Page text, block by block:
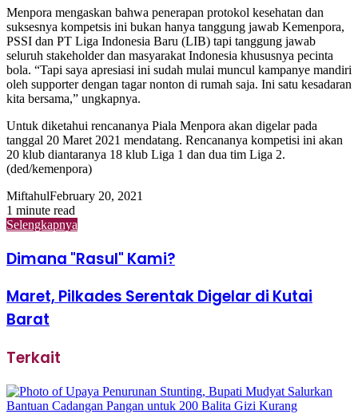
Menpora mengaskan bahwa penerapan protokol kesehatan dan
suksesnya kompetsis ini bukan hanya tanggung jawab Kemenpora,
PSSI dan PT Liga Indonesia Baru (LIB) tapi tanggung jawab
seluruh stakeholder dan masyarakat Indonesia khususnya pecinta
bola. “Tapi saya apresiasi ini sudah mulai muncul kampanye mandiri
oleh supporter dengan tagar nonton di rumah saja. Ini satu kesadaran
kita bersama,” ungkapnya.
Untuk diketahui rencananya Piala Menpora akan digelar pada
tanggal 20 Maret 2021 mendatang. Rencananya kompetisi ini akan
20 klub diantaranya 18 klub Liga 1 dan dua tim Liga 2.
(ded/kemenpora)
MiftahulFebruary 20, 2021
1 minute read
Selengkapnya
Dimana "Rasul" Kami?
Maret, Pilkades Serentak Digelar di Kutai
Barat
Terkait